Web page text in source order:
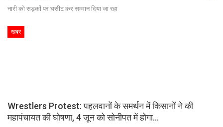
नारी को सड़कों पर घसीट कर सम्मान दिया जा रहा
खबर
Wrestlers Protest: पहलवानों के समर्थन में किसानों ने की
महापंचायत की घोषणा, 4 जून को सोनीपत में होगा…